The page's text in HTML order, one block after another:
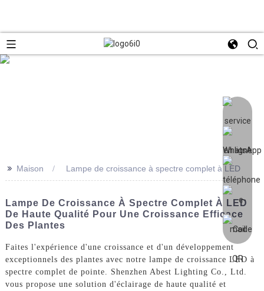
>> Maison Lampe de croissance à spectre complet à LED
Lampe De Croissance À Spectre Complet À LED
De Haute Qualité Pour Une Croissance Efficace
Des Plantes
Faites l'expérience d'une croissance et d'un développement
exceptionnels des plantes avec notre lampe de croissance LED à
spectre complet de pointe. Shenzhen Abest Lighting Co., Ltd.
vous propose une solution d'éclairage de haute qualité et